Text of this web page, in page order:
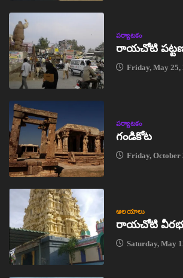
పర్యాటకం
రాయచోటి
Friday, May 25,
పర్యాటకం
గండికోట
Friday, October
ఆలయాలు
రాయచోటి
Saturday, May